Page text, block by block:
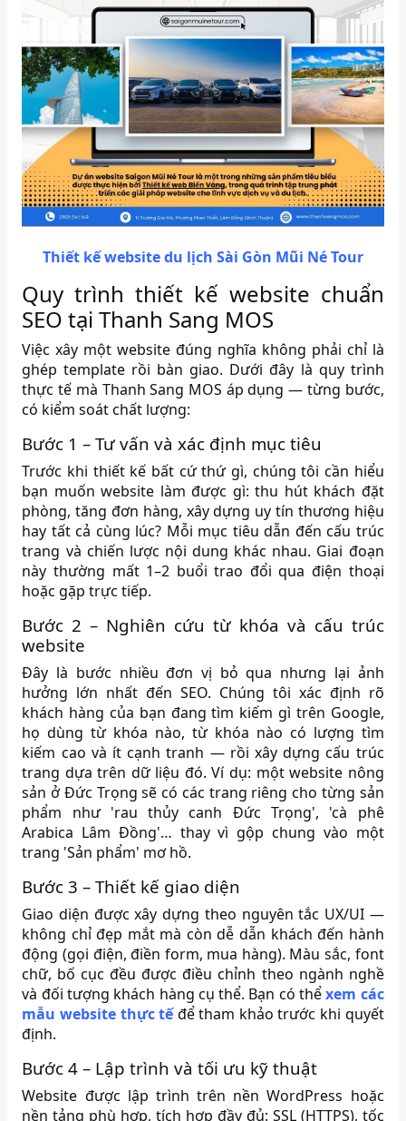
Thiết kế website du lịch Sài Gòn Mũi Né Tour
Quy trình thiết kế website chuẩn
SEO tại Thanh Sang MOS
Việc xây một website đúng nghĩa không phải chỉ là
ghép template rồi bàn giao. Dưới đây là quy trình
thực tế mà Thanh Sang MOS áp dụng — từng bước,
có kiểm soát chất lượng:
Bước 1 – Tư vấn và xác định mục tiêu
Trước khi thiết kế bất cứ thứ gì, chúng tôi cần hiểu
bạn muốn website làm được gì: thu hút khách đặt
phòng, tăng đơn hàng, xây dựng uy tín thương hiệu
hay tất cả cùng lúc? Mỗi mục tiêu dẫn đến cấu trúc
trang và chiến lược nội dung khác nhau. Giai đoạn
này thường mất 1–2 buổi trao đổi qua điện thoại
hoặc gặp trực tiếp.
Bước 2 – Nghiên cứu từ khóa và cấu trúc
website
Đây là bước nhiều đơn vị bỏ qua nhưng lại ảnh
hưởng lớn nhất đến SEO. Chúng tôi xác định rõ
khách hàng của bạn đang tìm kiếm gì trên Google,
họ dùng từ khóa nào, từ khóa nào có lượng tìm
kiếm cao và ít cạnh tranh — rồi xây dựng cấu trúc
trang dựa trên dữ liệu đó. Ví dụ: một website nông
sản ở Đức Trọng sẽ có các trang riêng cho từng sản
phẩm như 'rau thủy canh Đức Trọng', 'cà phê
Arabica Lâm Đồng'… thay vì gộp chung vào một
trang 'Sản phẩm' mơ hồ.
Bước 3 – Thiết kế giao diện
Giao diện được xây dựng theo nguyên tắc UX/UI —
không chỉ đẹp mắt mà còn dễ dẫn khách đến hành
động (gọi điện, điền form, mua hàng). Màu sắc, font
chữ, bố cục đều được điều chỉnh theo ngành nghề
và đối tượng khách hàng cụ thể. Bạn có thểxem các
mẫu website thực tếđể tham khảo trước khi quyết
định.
Bước 4 – Lập trình và tối ưu kỹ thuật
Website được lập trình trên nền WordPress hoặc
nền tảng phù hợp, tích hợp đầy đủ: SSL (HTTPS), tốc